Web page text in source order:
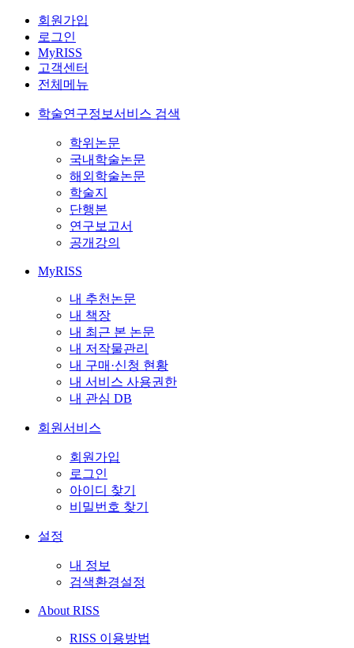
회원가입
로그인
MyRISS
고객센터
전체메뉴
학술연구정보서비스 검색
학위논문
국내학술논문
해외학술논문
학술지
단행본
연구보고서
공개강의
MyRISS
내 추천논문
내 책장
내 최근 본 논문
내 저작물관리
내 구매·신청 현황
내 서비스 사용권한
내 관심 DB
회원서비스
회원가입
로그인
아이디 찾기
비밀번호 찾기
설정
내 정보
검색환경설정
About RISS
RISS 이용방법